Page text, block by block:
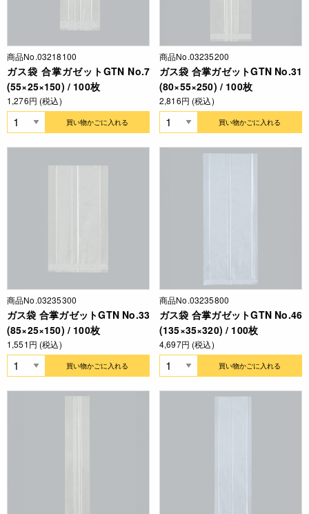
商品No.03218100
ガス袋 合掌ガゼットGTN No.7
(55×25×150) / 100枚
1,276円 (税込)
買い物かごに入れる
商品No.03235200
ガス袋 合掌ガゼットGTN No.31
(80×55×250) / 100枚
2,816円 (税込)
買い物かごに入れる
商品No.03235300
ガス袋 合掌ガゼットGTN No.33
(85×25×150) / 100枚
1,551円 (税込)
買い物かごに入れる
商品No.03235800
ガス袋 合掌ガゼットGTN No.46
(135×35×320) / 100枚
4,697円 (税込)
買い物かごに入れる